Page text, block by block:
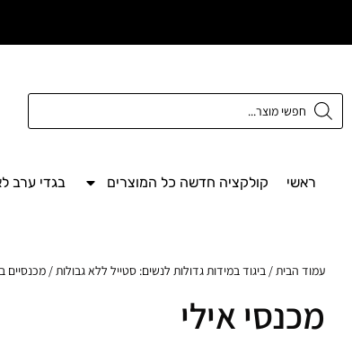
ראשי קולקציה חדשה כל המוצרים בגדי ערב
עמוד הבית/ ביגוד במידות גדולות לנשים: סטייל ללא גבולות/ מכנסיים
מכנסי אילי